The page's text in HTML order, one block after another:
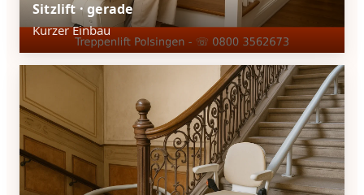
Sitzlift · gerade
Kurzer Einbau